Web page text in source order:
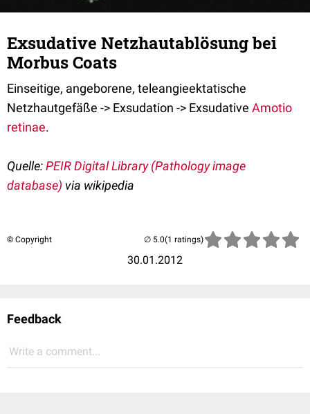
Exsudative Netzhautablösung bei
Morbus Coats
Einseitige, angeborene, teleangieektatische
Netzhautgefäße -> Exsudation -> Exsudative Amotio
retinae.
Quelle:PEIR Digital Library (Pathology image
database) via wikipedia
© Copyright
30.01.2012
(1 ratings)
Feedback
Write a comment...